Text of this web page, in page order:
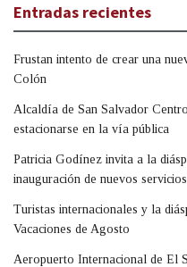
Entradas recientes
Frustan intento de crear una
Colón
Alcaldía de San Salvador
estacionarse en la vía pública
Patricia Godínez invita a la
inauguración de nuevos
Turistas internacionales y la
Vacaciones de Agosto
Aeropuerto Internacional de El